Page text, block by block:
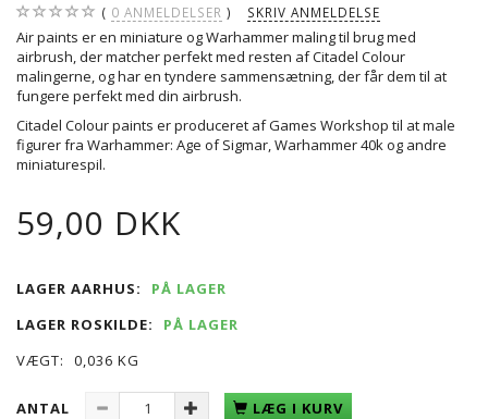
0 ANMELDELSER SKRIV ANMELDELSE
Air paints er en miniature og Warhammer maling til brug med
airbrush, der matcher perfekt med resten af Citadel Colour
malingerne, og har en tyndere sammensætning, der får dem til at
fungere perfekt med din airbrush.
Citadel Colour paints er produceret af Games Workshop til at male
figurer fra Warhammer: Age of Sigmar, Warhammer 40k og andre
miniaturespil.
59,00 DKK
LAGER AARHUS:
PÅ LAGER
LAGER ROSKILDE:
PÅ LAGER
VÆGT:
0,036 KG
ANTAL LÆG I KURV